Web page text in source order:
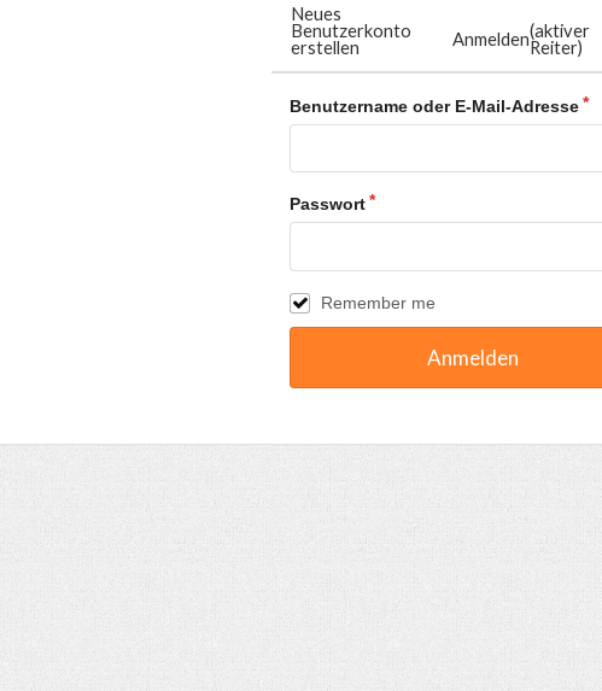
Neues
Benutzerkonto
erstellen Anmelden(aktiver
Reiter)
Benutzername oder E-Mail-Adresse
Passwort
Remember me